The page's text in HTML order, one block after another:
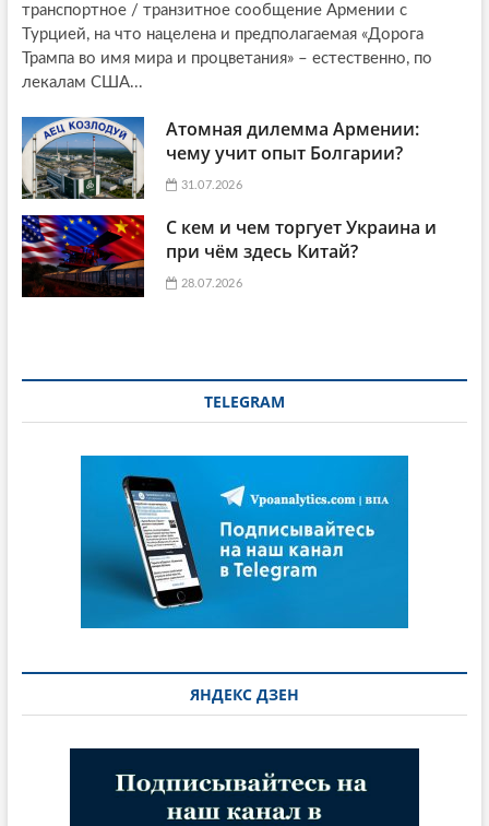
транспортное / транзитное сообщение Армении с
Турцией, на что нацелена и предполагаемая «Дорога
Трампа во имя мира и процветания» – естественно, по
лекалам США...
Атомная дилемма Армении:
чему учит опыт Болгарии?
31.07.2026
С кем и чем торгует Украина и
при чём здесь Китай?
28.07.2026
TELEGRAM
ЯНДЕКС ДЗЕН